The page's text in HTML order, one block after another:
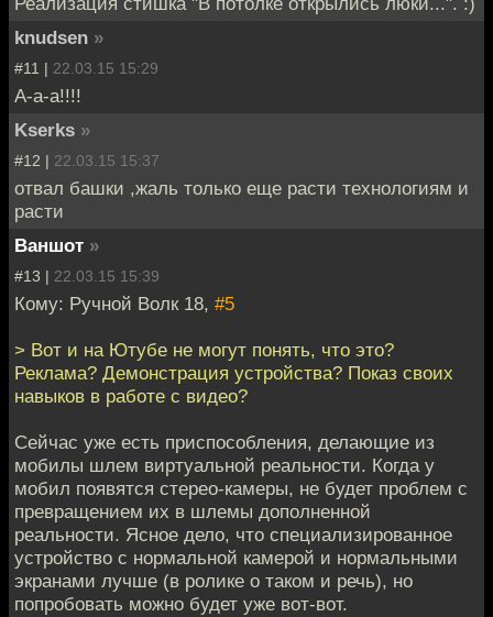
knudsen »
#11 | 22.03.15 15:29
А-а-а!!!!
Kserks »
#12 | 22.03.15 15:37
отвал башки ,жаль только еще расти технологиям и
расти
Ваншот »
#13 | 22.03.15 15:39
Кому: Ручной Волк 18, #5
> Вот и на Ютубе не могут понять, что это?
Реклама? Демонстрация устройства? Показ своих
навыков в работе с видео?
Сейчас уже есть приспособления, делающие из
мобилы шлем виртуальной реальности. Когда у
мобил появятся стерео-камеры, не будет проблем с
превращением их в шлемы дополненной
реальности. Ясное дело, что специализированное
устройство с нормальной камерой и нормальными
экранами лучше (в ролике о таком и речь), но
попробовать можно будет уже вот-вот.